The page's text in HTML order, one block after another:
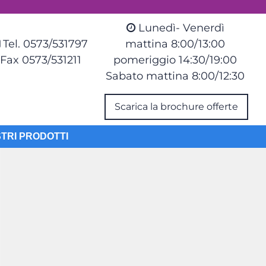
Tel. 0573/531797
Fax 0573/531211
Lunedì- Venerdì
mattina 8:00/13:00
pomeriggio 14:30/19:00
Sabato mattina 8:00/12:30
Scarica la brochure offerte
PRODOTTI